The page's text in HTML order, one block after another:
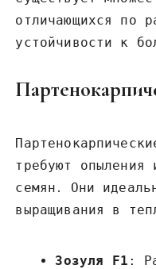
отличающихся по
устойчивости к
требуют опыления
семян․ Они
выращивания в
Зозуля F1 :